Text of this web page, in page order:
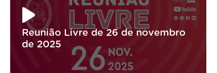
Reunião Livre de 26 de novembro
de 2025